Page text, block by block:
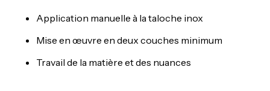
Application manuelle à la taloche inox
Mise en œuvre en deux couches minimum
Travail de la matière et des nuances